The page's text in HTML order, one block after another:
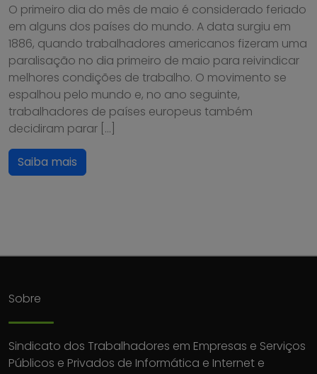
O primeiro dia do mês de maio é considerado feriado
em alguns dos países do mundo. A data surgiu em
1886, quando trabalhadores americanos fizeram uma
paralisação no dia primeiro de maio para reivindicar
melhores condições de trabalho. O movimento se
espalhou pelo mundo e, no ano seguinte,
trabalhadores de países europeus também
decidiram parar […]
Saiba mais
Sobre
Sindicato dos Trabalhadores em Empresas e Serviços
Públicos e Privados de Informática e Internet e